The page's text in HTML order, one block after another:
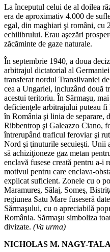
La începutul celui de al doilea
era de aproximativ 4.000 de
egal, din maghiari şi români, cu
echilibrului. Erau aşezări
zăcăminte de gaze naturale.
În septembrie 1940, a doua
arbitrajul dictatorial al
transferat nordul Transilvaniei
cea a Ungariei, incluzând două
acestui teritoriu. În Sărmaşu,
deficienţele arbitrajului puteau fi
în România şi linia de separare,
Ribbentrop şi Galeazzo Ciano,
întrerupând traficul feroviar şi
Nord şi ţinuturile secuieşti. Unii
să achiziţioneze gaz metan
enclavă fusese creată pentru a-i
motivul pentru care enclava-
explicat suficient. Zonele cu o
Maramureş, Sălaj, Someş,
regiunea Satu Mare fuseseră
Sărmaşului, cu o apreciabilă
România. Sărmaşu simboliza
divizate. (Va urma)
NICHOLAS M. NAGY-